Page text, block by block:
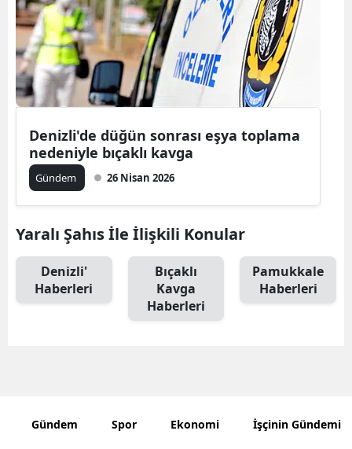
Bingöl
Bitlis
Denizli
Denizli'de düğün sonrası eşya toplama
nedeniyle bıçaklı kavga
Gündem 26 Nisan 2026
Yaralı Şahıs İle İlişkili Konular
Denizli'
Haberleri
Bıçaklı
Kavga
Haberleri
Pamukkale
Haberleri
Gündem Spor Ekonomi İşçinin Gündemi